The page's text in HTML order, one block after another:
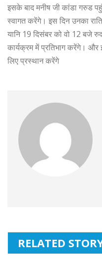
इसके बाद मनीष जी कांडा गरुड
स्वागत करेंगे। इस दिन उनका
यानि 19 दिसंबर को वो 12 बजे
कार्यक्रम में प्रतिभाग करेंगे। और
लिए प्रस्थान करेंगे
RELATED